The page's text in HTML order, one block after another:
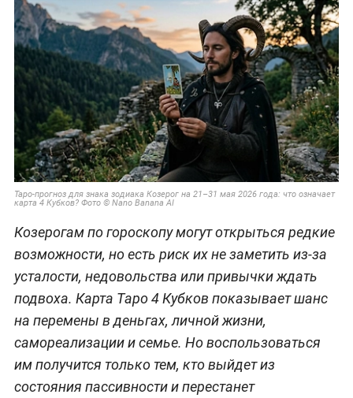
Таро-прогноз для знака зодиака Козерог на 21–31 мая 2026 года: что означает
карта 4 Кубков? Фото © Nano Banana AI
Козерогам по гороскопу могут открыться редкие
возможности, но есть риск их не заметить из-за
усталости, недовольства или привычки ждать
подвоха. Карта Таро 4 Кубков показывает шанс
на перемены в деньгах, личной жизни,
самореализации и семье. Но воспользоваться
им получится только тем, кто выйдет из
состояния пассивности и перестанет